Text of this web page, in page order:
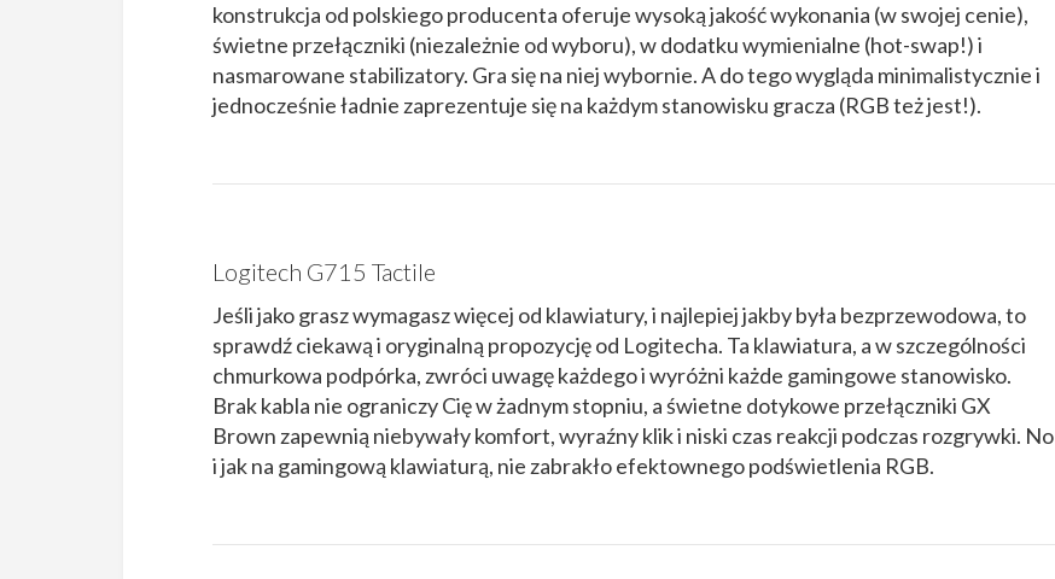
konstrukcja od polskiego producenta oferuje wysoką jakość wykonania (w swojej cenie),
świetne przełączniki (niezależnie od wyboru), w dodatku wymienialne (hot-swap!) i
nasmarowane stabilizatory. Gra się na niej wybornie. A do tego wygląda minimalistycznie i
jednocześnie ładnie zaprezentuje się na każdym stanowisku gracza (RGB też jest!).
Logitech G715 Tactile
Jeśli jako grasz wymagasz więcej od klawiatury, i najlepiej jakby była bezprzewodowa, to
sprawdź ciekawą i oryginalną propozycję od Logitecha. Ta klawiatura, a w szczególności
chmurkowa podpórka, zwróci uwagę każdego i wyróżni każde gamingowe stanowisko.
Brak kabla nie ograniczy Cię w żadnym stopniu, a świetne dotykowe przełączniki GX
Brown zapewnią niebywały komfort, wyraźny klik i niski czas reakcji podczas rozgrywki. No
i jak na gamingową klawiaturą, nie zabrakło efektownego podświetlenia RGB.